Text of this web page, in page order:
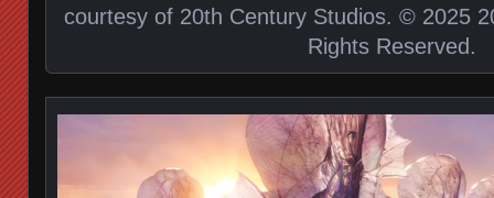
courtesy of 20th Century Studios. © 2025
Rights Reserved.